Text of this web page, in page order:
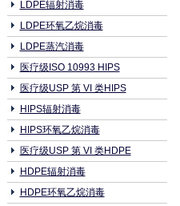
LDPE辐射消毒
LDPE环氧乙烷消毒
LDPE蒸汽消毒
医疗级ISO 10993 HIPS
医疗级USP 第 VI 类HIPS
HIPS辐射消毒
HIPS环氧乙烷消毒
医疗级USP 第 VI 类HDPE
HDPE辐射消毒
HDPE环氧乙烷消毒